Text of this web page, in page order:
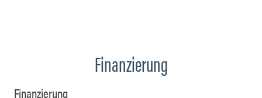
Finanzierung
Finanzierung